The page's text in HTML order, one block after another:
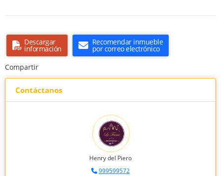
Descargar
información
Recomendar inmueble
por correo electrónico
Compartir
Contáctanos
Henry del Piero
999599572